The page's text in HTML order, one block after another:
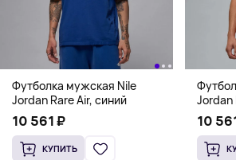
Футболка мужская Nile
Jordan Rare Air, синий
10 561 ₽
КУПИТЬ
Jordan
10